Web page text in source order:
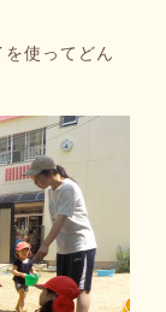
使ってどん